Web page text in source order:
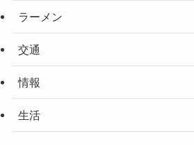
ラーメン
交通
情報
生活